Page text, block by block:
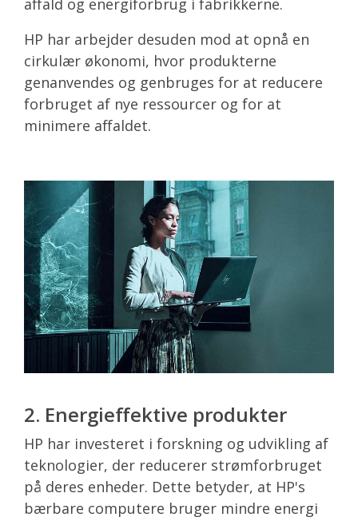
affald og energiforbrug i fabrikkerne.
HP har arbejder desuden mod at opnå en
cirkulær økonomi, hvor produkterne
genanvendes og genbruges for at reducere
forbruget af nye ressourcer og for at
minimere affaldet.
2. Energieffektive produkter
HP har investeret i forskning og udvikling af
teknologier, der reducerer strømforbruget
på deres enheder. Dette betyder, at HP's
bærbare computere bruger mindre energi